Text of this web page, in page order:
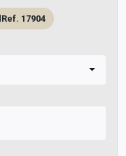
Ref. 17904